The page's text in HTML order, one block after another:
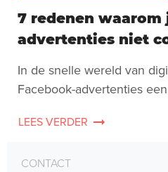
7 redenen waarom
advertenties niet
In de snelle wereld van
Facebook-advertenties
LEES VERDER
CONTACT